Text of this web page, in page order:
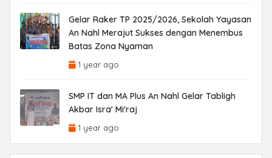
Gelar Raker TP 2025/2026, Sekolah Yayasan
An Nahl Merajut Sukses dengan Menembus
Batas Zona Nyaman
1 year ago
SMP IT dan MA Plus An Nahl Gelar Tabligh
Akbar Isra' Mi'raj
1 year ago